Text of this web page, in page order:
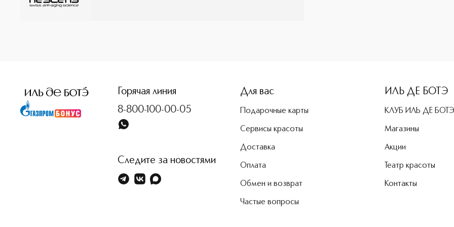
Горячая линия
8-800-100-00-05
Следите за новостями
Для вас
Подарочные карты
Сервисы красоты
Доставка
Оплата
Обмен и возврат
Частые вопросы
ИЛЬ ДЕ БОТЭ
КЛУБ ИЛЬ ДЕ БОТЭ
Магазины
Акции
Театр красоты
Контакты